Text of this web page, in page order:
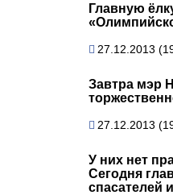
Главную
27.12.2013
Завтра мэр
27.12.2013
У них нет
Сегодня
спасателей